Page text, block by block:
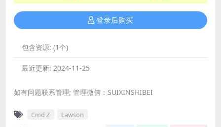
登录后购买
包含资源: (1个)
最近更新: 2024-11-25
如有问题联系管理; 管理微信：SUIXINSHIBEI
Cmd Z Lawson